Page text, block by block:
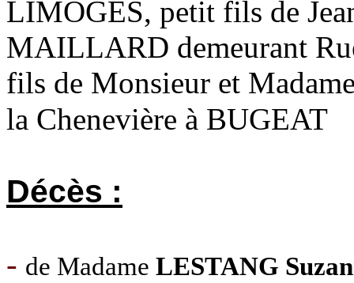
LIMOGES, petit fils de
MAILLARD demeurant
fils de Monsieur et
la Chenevière à BUGEAT
Décès :
- de Madame LESTANG